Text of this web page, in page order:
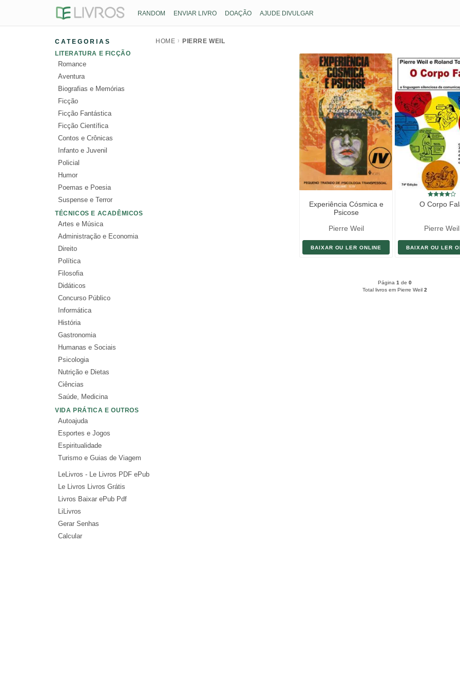
RANDOM ENVIAR LIVRO DOAÇÃO AJUDE DIVULGAR
CATEGORIAS
LITERATURA E FICÇÃO
Romance
Aventura
Biografias e Memórias
Ficção
Ficção Fantástica
Ficção Científica
Contos e Crônicas
Infanto e Juvenil
Policial
Humor
Poemas e Poesia
Suspense e Terror
TÉCNICOS E ACADÊMICOS
Artes e Música
Administração e Economia
Direito
Política
Filosofia
Didáticos
Concurso Público
Informática
História
Gastronomia
Humanas e Sociais
Psicologia
Nutrição e Dietas
Ciências
Saúde, Medicina
VIDA PRÁTICA E OUTROS
Autoajuda
Esportes e Jogos
Espiritualidade
Turismo e Guias de Viagem
LeLivros - Le Livros PDF ePub
Le Livros Livros Grátis
Livros Baixar ePub Pdf
LiLivros
Gerar Senhas
Calcular
HOME PIERRE WEIL
Experiência Cósmica e
Psicose
Pierre Weil
BAIXAR OU LER ONLINE
O Corpo
Pierre Weil
BAIXAR OU LER
Página1 de0
Total livros em Pierre Weil2